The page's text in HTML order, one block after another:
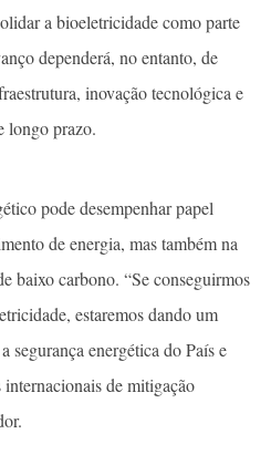
a bioeletricidade como parte
dependerá, no entanto, de
inovação tecnológica e
longo prazo.
pode desempenhar papel
de energia, mas também na
baixo carbono. “Se conseguirmos
estaremos dando um
segurança energética do País e
de mitigação